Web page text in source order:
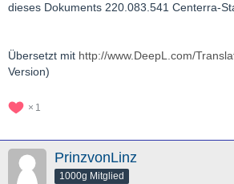
dieses Dokuments 220.083.541 Centerra-
Übersetzt mit http://www.DeepL.com/
Version)
1
PrinzvonLinz
1000g Mitglied